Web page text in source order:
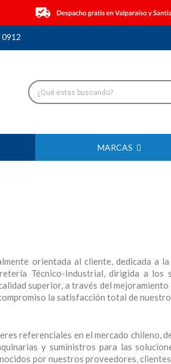
MARCAS
orientada al cliente, dedicada a
Técnico-Industrial, dirigida a
superior, a través del
la satisfacción total de
referenciales en el mercado
y suministros para las
por nuestros proveedores,